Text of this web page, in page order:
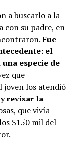
a buscarlo a la
con su padre, en
Fue
el
especie de
que
joven los atendió
revisar la
que vivía
$150 mil del